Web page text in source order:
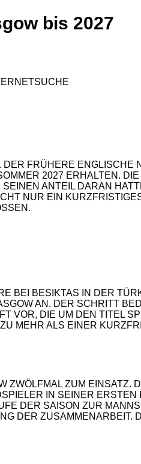
bis 2027
FRÜHERE
2027 ERHALTEN.
ANTEIL DARAN
NUR EIN
BEI BESIKTAS IN DER
AN. DER SCHRITT
DIE UM DEN TITEL
ALS EINER
ZUM EINSATZ.
IN SEINER
DER SAISON ZUR
ZUSAMMENARBEIT.